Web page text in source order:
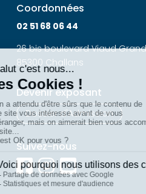
Coordonnées
02 51 68 06 44
26 bis boulevard Viaud
85300 Challans
Devenir exposant
Dossier d'Admission
Suivez-nous